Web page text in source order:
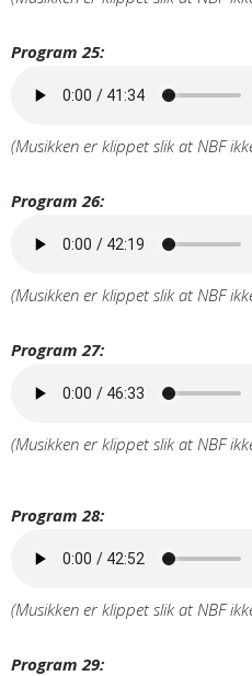
Program 25:
(Musikken er klippet slik at NBF
Program 26:
(Musikken er klippet slik at NBF
Program 27:
(Musikken er klippet slik at NBF
Program 28:
(Musikken er klippet slik at NBF
Program 29: